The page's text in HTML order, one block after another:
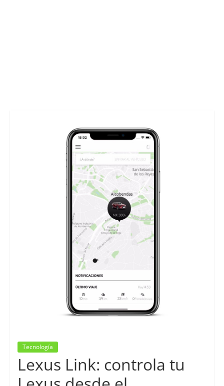
Tecnología
Lexus Link: controla tu